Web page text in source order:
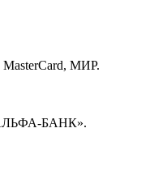
МИР.
БАНК».